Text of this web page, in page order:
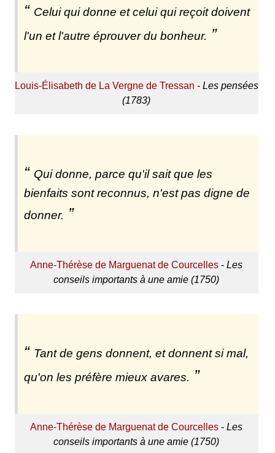
Celui qui donne et celui qui reçoit doivent
l'un et l'autre éprouver du bonheur.
Louis-Élisabeth de La Vergne de Tressan - Les pensées
(1783)
Qui donne, parce qu'il sait que les
bienfaits sont reconnus, n'est pas digne de
donner.
Anne-Thérèse de Marguenat de Courcelles -Les
conseils importants à une amie (1750)
Tant de gens donnent, et donnent si mal,
qu'on les préfère mieux avares.
Anne-Thérèse de Marguenat de Courcelles -Les
conseils importants à une amie (1750)